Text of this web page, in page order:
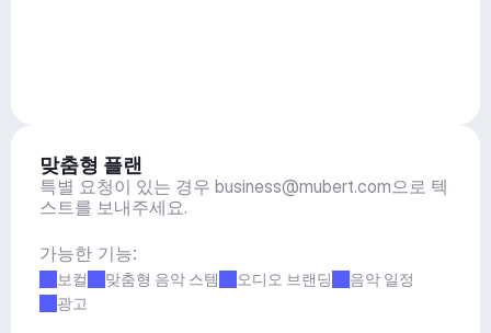
맞춤형 플랜
특별 요청이 있는 경우 business@mubert.com으로 텍
스트를 보내주세요.
가능한 기능:
보컬 맞춤형 음악 스템 오디오 브랜딩
음악 일정
광고